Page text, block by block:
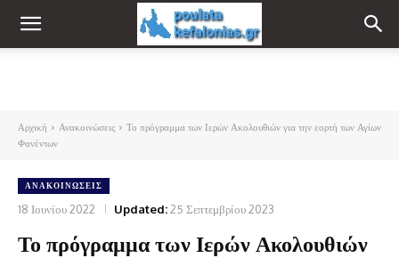
Αρχική Ανακοινώσεις
Το πρόγραμμα των Ιερών Ακολουθιών για την εορτή των Αγίων
Φανέντων
ΑΝΑΚΟΙΝΏΣΕΙΣ
18 Ιουνίου 2022 Updated:25 Σεπτεμβρίου 2023
Το πρόγραμμα των Ιερών Ακολουθιών